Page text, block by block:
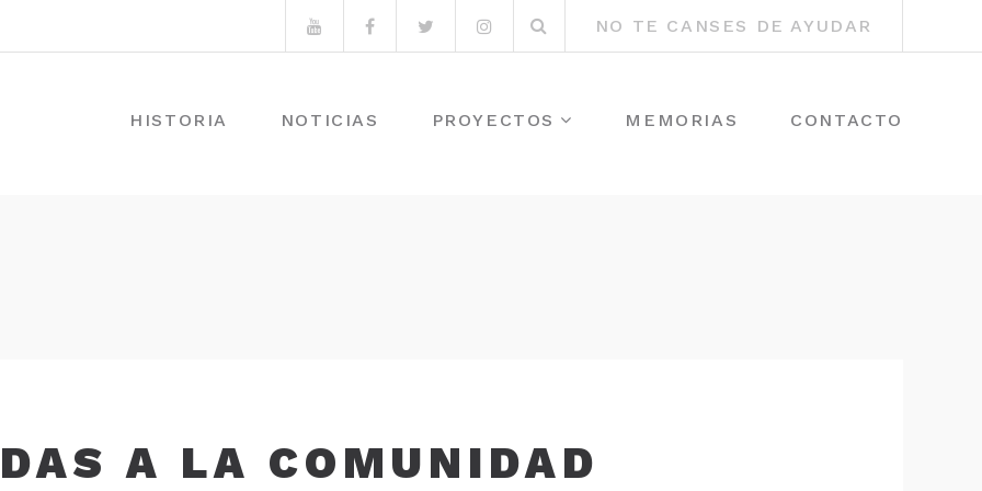
YoutubeFacebookTwitterInstagram
por:
NO TE CANSES DE AYUDAR
HISTORIA NOTICIAS PROYECTOS MEMORIAS CONTACTO
A LA COMUNIDAD